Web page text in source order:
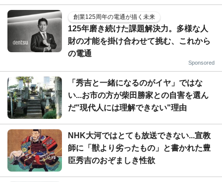
創業125周年の電通が描く未来
125年磨き続けた課題解決力。多様な人
財の才能を掛け合わせて挑む、これから
の電通
Sponsored
「秀吉と一緒になるのがイヤ」ではな
い...お市の方が柴田勝家との自害を選ん
だ"現代人には理解できない"理由
NHK大河ではとても放送できない...宣教
師に「獣より劣ったもの」と書かれた豊
臣秀吉のおぞましき性欲